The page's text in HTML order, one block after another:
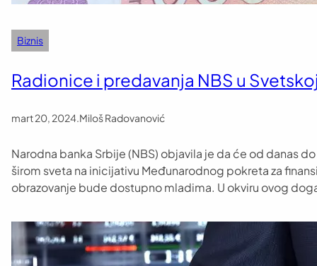
Biznis
Radionice i predavanja NBS u
mart 20, 2024 Miloš Radovanović
Narodna banka Srbije (NBS) objavila je da će od danas
širom sveta na inicijativu Međunarodnog pokreta za
obrazovanje bude dostupno mladima. U okviru ovog